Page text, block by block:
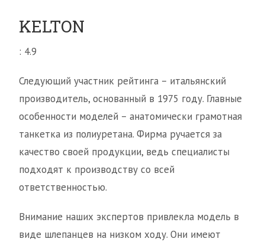
KELTON
: 4.9
Следующий участник рейтинга – итальянский
производитель, основанный в 1975 году. Главные
особенности моделей – анатомически грамотная
танкетка из полиуретана. Фирма ручается за
качество своей продукции, ведь специалисты
подходят к производству со всей
ответственностью.
Внимание наших экспертов привлекла модель в
виде шлепанцев на низком ходу. Они имеют